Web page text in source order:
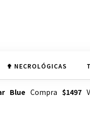
✟ NECROLÓGICAS
Blue Compra $1497